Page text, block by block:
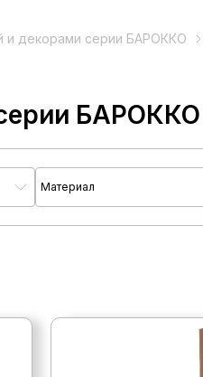
и декорами серии БАРОККО
БАРОККО
Материал